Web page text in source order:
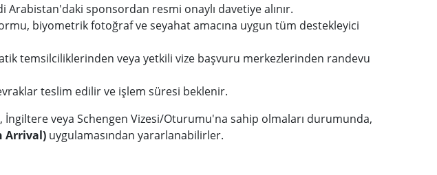
Arabistan'daki sponsordan resmi onaylı davetiye alınır.
biyometrik fotoğraf ve seyahat amacına uygun tüm destekleyici
temsilciliklerinden veya yetkili vize başvuru merkezlerinden randevu
teslim edilir ve işlem süresi beklenir.
İngiltere veya Schengen Vizesi/Oturumu'na sahip olmaları durumunda,
Arrival)uygulamasından yararlanabilirler.